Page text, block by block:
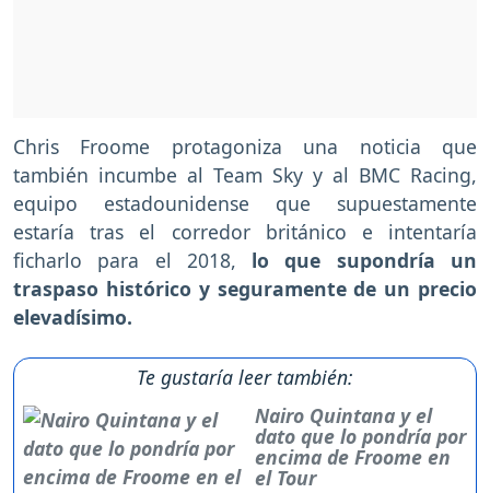
Chris Froome protagoniza una noticia que
también incumbe al Team Sky y al BMC Racing,
equipo estadounidense que supuestamente
estaría tras el corredor británico e intentaría
ficharlo para el 2018, lo que supondría un
traspaso histórico y seguramente de un precio
elevadísimo.
Te gustaría leer también:
Nairo Quintana y el
dato que lo pondría por
encima de Froome en
el Tour